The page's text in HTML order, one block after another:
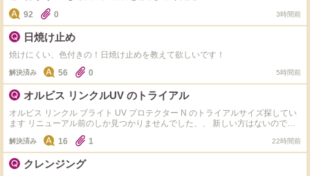
92 0 3時間前
日焼け止め
焼けにくい、色付きの！日焼け止めを教えて欲しいです！
解決済み 56 0 5時間前
オルビス リンクルUV のトライアル
オルビス リンクル ブライト UV プロテクター N のトライアルサイズ探してい
ます リニューアル前のしか見つかりませんでした、、 新しい方はないのです
スターで手に塗った感じはよかったですが、敏感肌なのでトライアルでちゃん
と試してから問題なければ現品買いたいと思ってます。
解決済み 16 1 22時間前
クレンジング